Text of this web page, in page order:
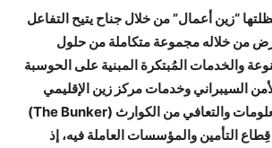
“زين أعمال” من خلال جناح يتيح التفاعل
من خلاله مجموعة متكاملة من حلول
والخدمات المُبتكرة المبنية على الحوسبة
السيبراني وخدمات مركز زين الإقليمي
لتخزين البيانات والمعلومات والتعافي من الكوارث (The Bunker)
التأمين والمؤسسات العاملة فيه، إذ